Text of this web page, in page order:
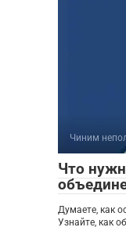
Чиним
Что
Думаете, как
Узнайте, как